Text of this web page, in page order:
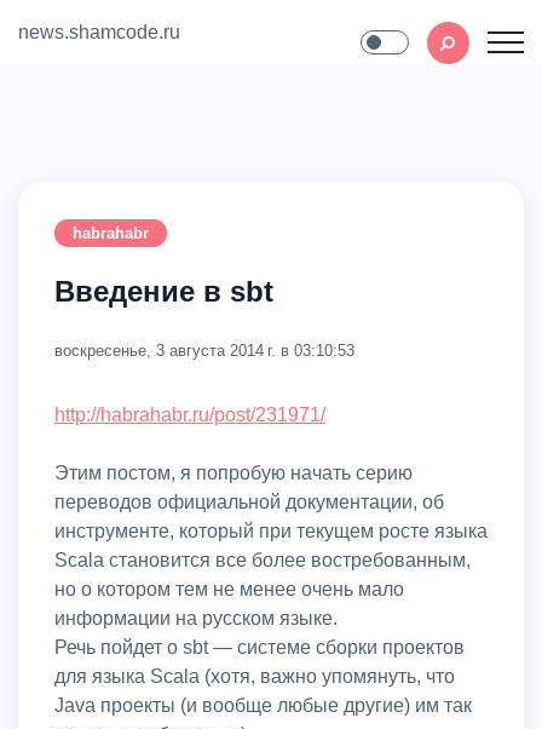
news.shamcode.ru
habrahabr
Введение в sbt
воскресенье, 3 августа 2014 г. в 03:10:53
http://habrahabr.ru/post/231971/
Этим постом, я попробую начать серию
переводов официальной документации, об
инструменте, который при текущем росте языка
Scala становится все более востребованным,
но о котором тем не менее очень мало
информации на русском языке.
Речь пойдет о sbt — системе сборки проектов
для языка Scala (хотя, важно упомянуть, что
Java проекты (и вообще любые другие) им так